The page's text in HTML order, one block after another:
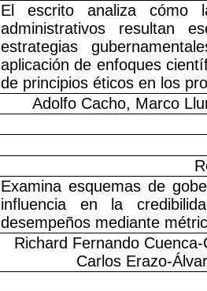
El escrito analiza cómo
administrativos resultan
estrategias
aplicación de enfoques
de principios éticos en los
Adolfo Cacho, Marco
Examina esquemas de
influencia en la
desempeños mediante
Richard Fernando
Carlos Erazo-